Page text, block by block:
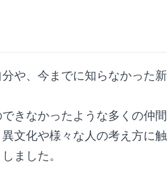
や、今までに知らなかった新
きなかったような多くの仲間
文化や様々な人の考え方に触
ました。